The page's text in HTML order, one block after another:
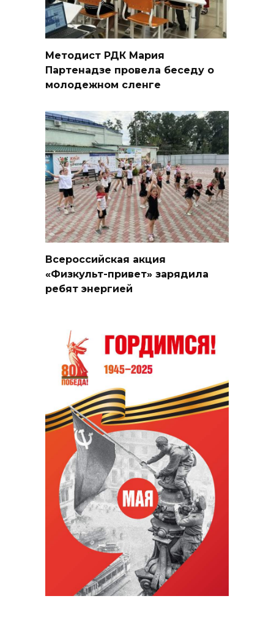
Методист РДК Мария
Партенадзе провела беседу о
молодежном сленге
Всероссийская акция
«Физкульт-привет» зарядила
ребят энергией